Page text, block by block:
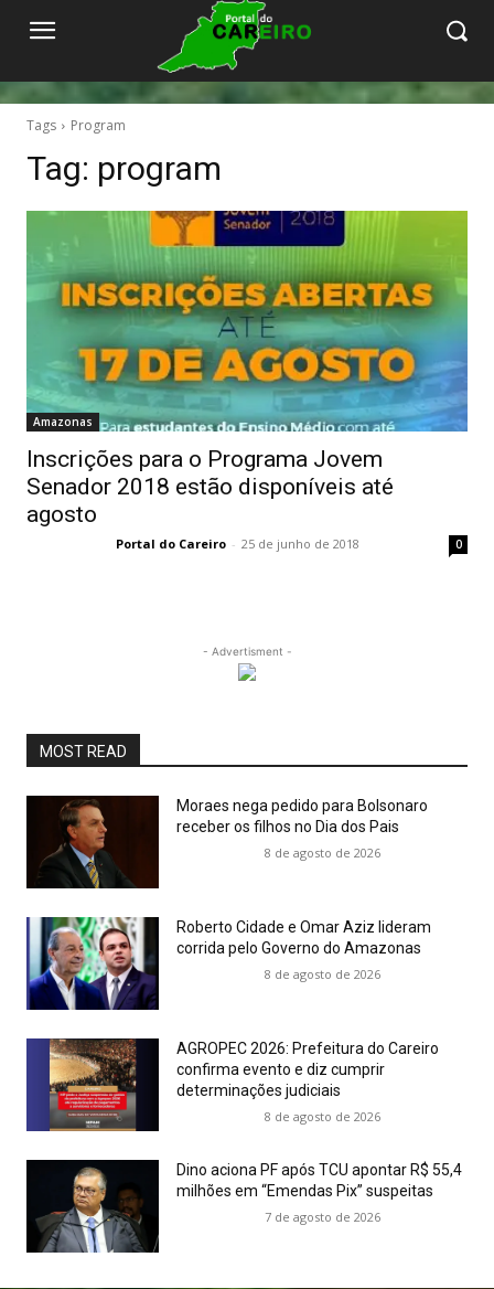
Tags Program
Tag: program
Amazonas
Inscrições para o Programa Jovem
Senador 2018 estão disponíveis até
agosto
Portal do Careiro - 25 de junho de 2018 0
- Advertisment -
MOST READ
Moraes nega pedido para Bolsonaro
receber os filhos no Dia dos Pais
8 de agosto de 2026
Roberto Cidade e Omar Aziz lideram
corrida pelo Governo do Amazonas
8 de agosto de 2026
AGROPEC 2026: Prefeitura do Careiro
confirma evento e diz cumprir
determinações judiciais
8 de agosto de 2026
Dino aciona PF após TCU apontar R$ 55,4
milhões em “Emendas Pix” suspeitas
7 de agosto de 2026